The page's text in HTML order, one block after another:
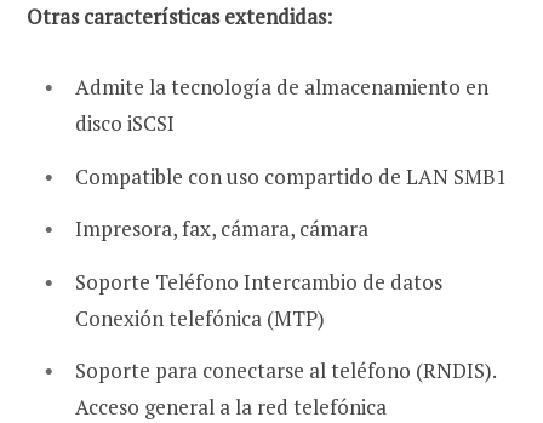
Otras características extendidas:
Admite la tecnología de almacenamiento en
disco iSCSI
Compatible con uso compartido de LAN SMB1
Impresora, fax, cámara, cámara
Soporte Teléfono Intercambio de datos
Conexión telefónica (MTP)
Soporte para conectarse al teléfono (RNDIS).
Acceso general a la red telefónica